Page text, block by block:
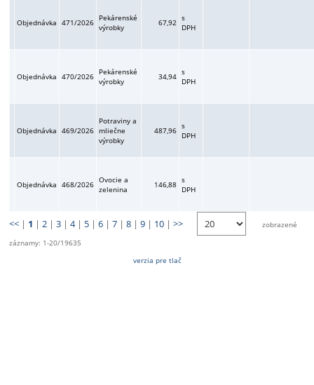
Objednávka 471/2026 Pekárenské
výrobky
67,92 s
DPH
Objednávka 470/2026 Pekárenské
výrobky
34,94 s
DPH
Objednávka 469/2026
Potraviny a
mliečne
výrobky
487,96 s
DPH
Objednávka 468/2026 Ovocie a
zelenina
146,88 s
DPH
<< | 1 |2 |3 |4| 5 |6 |7 |8 |9 | 10 |>>
zobrazené
záznamy: 1-20/19635
verzia pre tlač